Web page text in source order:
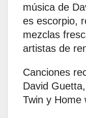
música de
es escorpio,
mezclas
artistas de
Canciones
David
Twin y Home